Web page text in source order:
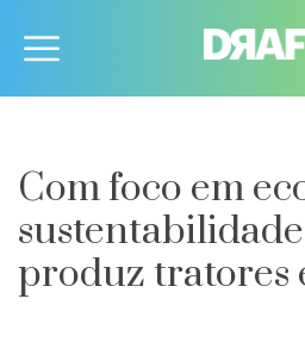
Com foco em
produz tratores